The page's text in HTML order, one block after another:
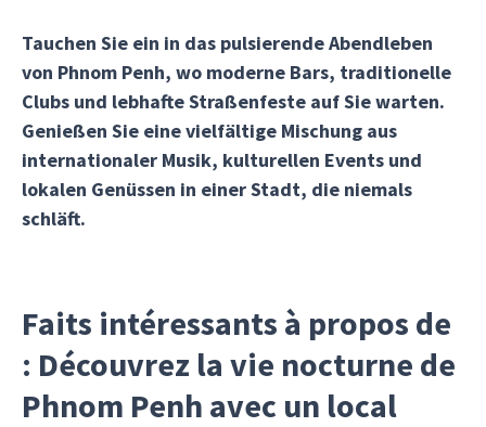
Tauchen Sie ein in das pulsierende Abendleben
von Phnom Penh, wo moderne Bars, traditionelle
Clubs und lebhafte Straßenfeste auf Sie warten.
Genießen Sie eine vielfältige Mischung aus
internationaler Musik, kulturellen Events und
lokalen Genüssen in einer Stadt, die niemals
schläft.
Faits intéressants à propos de
: Découvrez la vie nocturne de
Phnom Penh avec un local